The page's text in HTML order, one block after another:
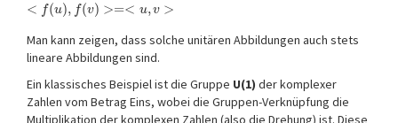
< f(u), f(v) >=< u,v >
Man kann zeigen, dass solche unitären Abbildungen auch stets
lineare Abbildungen sind.
Ein klassisches Beispiel ist die Gruppe U(1) der komplexer
Zahlen vom Betrag Eins, wobei die Gruppen-Verknüpfung die
Multiplikation der komplexen Zahlen (also die Drehung) ist. Diese